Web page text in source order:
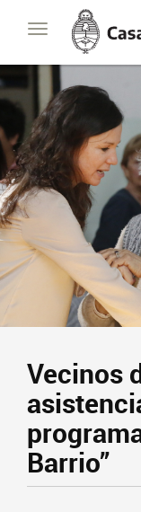
Toggle
navigation
Casa
Rosada
Presidencia
de
Nación
Vecinos
Barrio”